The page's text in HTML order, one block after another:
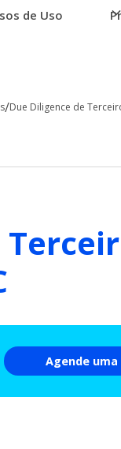
de Uso
/Due Diligence de
Agende uma